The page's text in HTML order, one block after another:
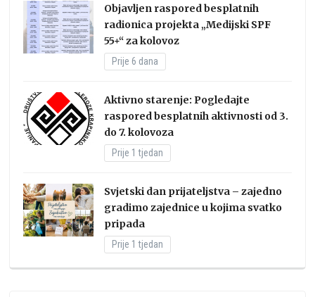
Objavljen raspored besplatnih
radionica projekta „Medijski SPF
55+“ za kolovoz
Prije 6 dana
Aktivno starenje: Pogledajte
raspored besplatnih aktivnosti od 3.
do 7. kolovoza
Prije 1 tjedan
Svjetski dan prijateljstva – zajedno
gradimo zajednice u kojima svatko
pripada
Prije 1 tjedan